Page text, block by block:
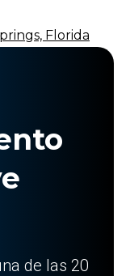
Florida
de las 20